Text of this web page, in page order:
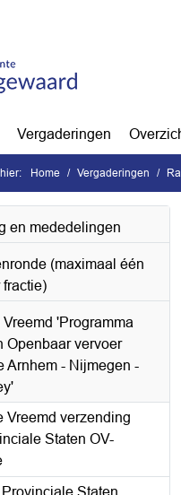
Vergaderingen
Home Vergaderingen
en mededelingen
(maximaal één
fractie)
'Programma
Openbaar vervoer
Arnhem - Nijmegen -
Vreemd verzending
Staten OV-
Provinciale Staten